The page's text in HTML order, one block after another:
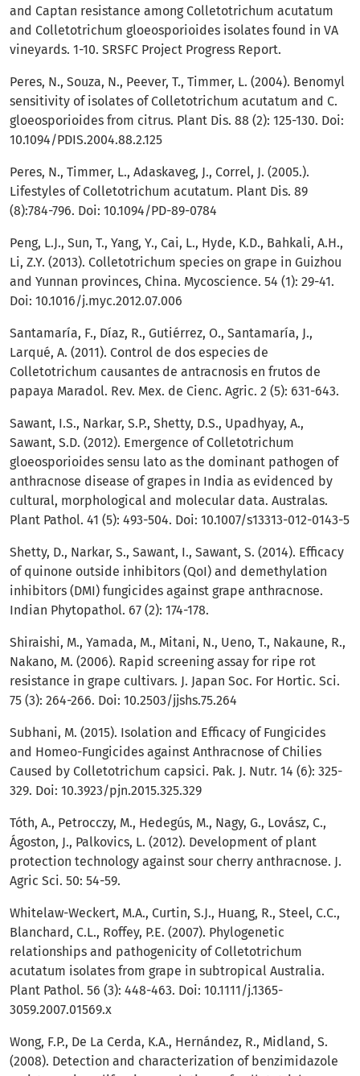
and Captan resistance among Colletotrichum acutatum
and Colletotrichum gloeosporioides isolates found in VA
vineyards. 1-10. SRSFC Project Progress Report.
Peres, N., Souza, N., Peever, T., Timmer, L. (2004). Benomyl
sensitivity of isolates of Colletotrichum acutatum and C.
gloeosporioides from citrus. Plant Dis. 88 (2): 125-130. Doi:
10.1094/PDIS.2004.88.2.125
Peres, N., Timmer, L., Adaskaveg, J., Correl, J. (2005.).
Lifestyles of Colletotrichum acutatum. Plant Dis. 89
(8):784-796. Doi: 10.1094/PD-89-0784
Peng, L.J., Sun, T., Yang, Y., Cai, L., Hyde, K.D., Bahkali, A.H.,
Li, Z.Y. (2013). Colletotrichum species on grape in Guizhou
and Yunnan provinces, China. Mycoscience. 54 (1): 29-41.
Doi: 10.1016/j.myc.2012.07.006
Santamaría, F., Díaz, R., Gutiérrez, O., Santamaría, J.,
Larqué, A. (2011). Control de dos especies de
Colletotrichum causantes de antracnosis en frutos de
papaya Maradol. Rev. Mex. de Cienc. Agric. 2 (5): 631-643.
Sawant, I.S., Narkar, S.P., Shetty, D.S., Upadhyay, A.,
Sawant, S.D. (2012). Emergence of Colletotrichum
gloeosporioides sensu lato as the dominant pathogen of
anthracnose disease of grapes in India as evidenced by
cultural, morphological and molecular data. Australas.
Plant Pathol. 41 (5): 493-504. Doi: 10.1007/s13313-012-0143-5
Shetty, D., Narkar, S., Sawant, I., Sawant, S. (2014). Efficacy
of quinone outside inhibitors (QoI) and demethylation
inhibitors (DMI) fungicides against grape anthracnose.
Indian Phytopathol. 67 (2): 174-178.
Shiraishi, M., Yamada, M., Mitani, N., Ueno, T., Nakaune, R.,
Nakano, M. (2006). Rapid screening assay for ripe rot
resistance in grape cultivars. J. Japan Soc. For Hortic. Sci.
75 (3): 264-266. Doi: 10.2503/jjshs.75.264
Subhani, M. (2015). Isolation and Efficacy of Fungicides
and Homeo-Fungicides against Anthracnose of Chilies
Caused by Colletotrichum capsici. Pak. J. Nutr. 14 (6): 325-
329. Doi: 10.3923/pjn.2015.325.329
Tóth, A., Petrocczy, M., Hedegús, M., Nagy, G., Lovász, C.,
Ágoston, J., Palkovics, L. (2012). Development of plant
protection technology against sour cherry anthracnose. J.
Agric Sci. 50: 54-59.
Whitelaw-Weckert, M.A., Curtin, S.J., Huang, R., Steel, C.C.,
Blanchard, C.L., Roffey, P.E. (2007). Phylogenetic
relationships and pathogenicity of Colletotrichum
acutatum isolates from grape in subtropical Australia.
Plant Pathol. 56 (3): 448-463. Doi: 10.1111/j.1365-
3059.2007.01569.x
Wong, F.P., De La Cerda, K.A., Hernández, R., Midland, S.
(2008). Detection and characterization of benzimidazole